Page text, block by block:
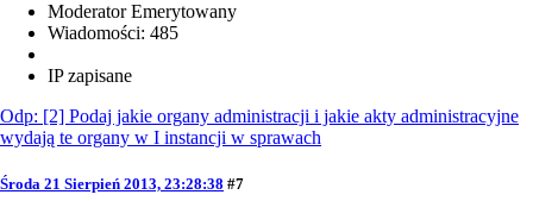
Moderator Emerytowany
Wiadomości: 485
IP zapisane
Odp: [2] Podaj jakie organy administracji i jakie akty administracyjne
wydają te organy w I instancji w sprawach
Środa 21 Sierpień 2013, 23:28:38 #7